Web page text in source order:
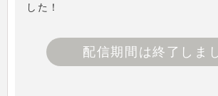
した！
配信期間は終了しま